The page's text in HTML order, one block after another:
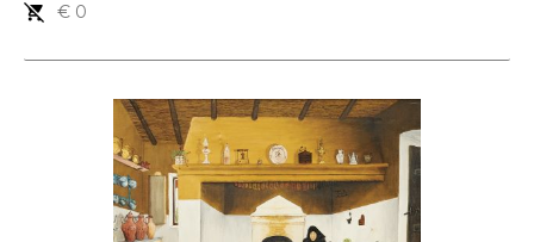
remove_shopping_cart
€ 0